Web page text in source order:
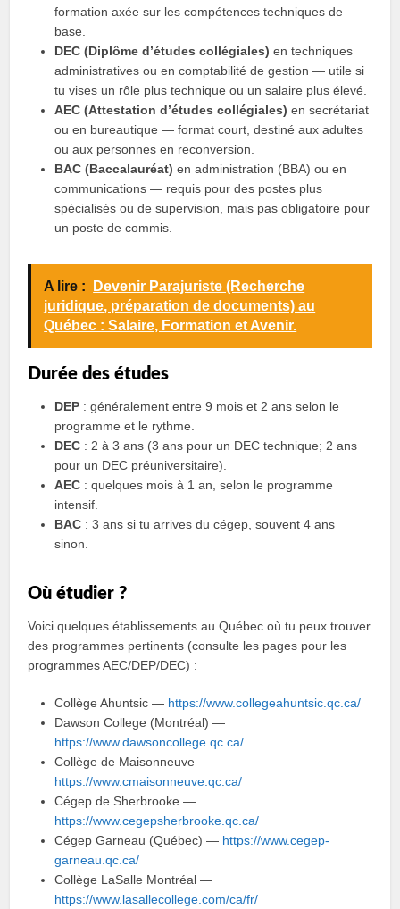
formation axée sur les compétences techniques de
base.
DEC (Diplôme d’études collégiales) en techniques
administratives ou en comptabilité de gestion — utile si
tu vises un rôle plus technique ou un salaire plus élevé.
AEC (Attestation d’études collégiales) en secrétariat
ou en bureautique — format court, destiné aux adultes
ou aux personnes en reconversion.
BAC (Baccalauréat) en administration (BBA) ou en
communications — requis pour des postes plus
spécialisés ou de supervision, mais pas obligatoire pour
un poste de commis.
A lire :
Devenir Parajuriste (Recherche
juridique, préparation de documents) au
Québec : Salaire, Formation et Avenir.
Durée des études
DEP : généralement entre 9 mois et 2 ans selon le
programme et le rythme.
DEC : 2 à 3 ans (3 ans pour un DEC technique; 2 ans
pour un DEC préuniversitaire).
AEC : quelques mois à 1 an, selon le programme
intensif.
BAC : 3 ans si tu arrives du cégep, souvent 4 ans
sinon.
Où étudier ?
Voici quelques établissements au Québec où tu peux trouver
des programmes pertinents (consulte les pages pour les
programmes AEC/DEP/DEC) :
Collège Ahuntsic — https://www.collegeahuntsic.qc.ca/
Dawson College (Montréal) —
https://www.dawsoncollege.qc.ca/
Collège de Maisonneuve —
https://www.cmaisonneuve.qc.ca/
Cégep de Sherbrooke —
https://www.cegepsherbrooke.qc.ca/
Cégep Garneau (Québec) — https://www.cegep-
garneau.qc.ca/
Collège LaSalle Montréal —
https://www.lasallecollege.com/ca/fr/